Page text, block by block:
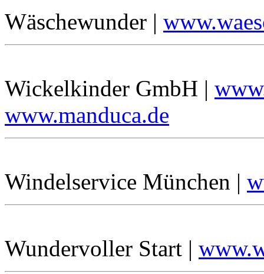
Wäschewunder |
Wickelkinder GmbH |
www.manduca.de
Windelservice München |
Wundervoller Start |